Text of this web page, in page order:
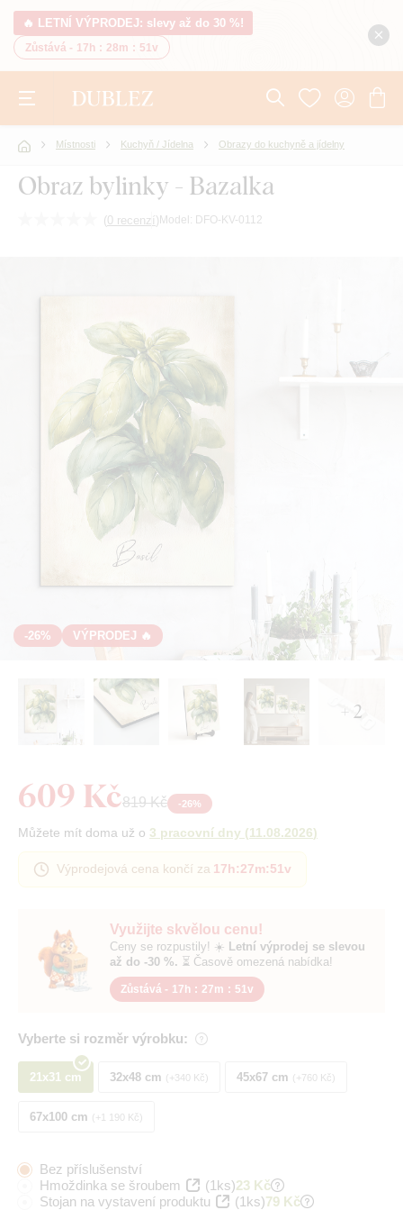
🔥 LETNÍ VÝPRODEJ: slevy až do 30 %!
Zůstává - 17h : 28m : 50v
Místnosti Kuchyň / Jídelna Obrazy do kuchyně a jídelny
Obraz bylinky - Bazalka
(0 recenzí) Model: DFO-KV-0112
-26% VÝPRODEJ 🔥
+ 2
Využijte skvělou cenu!
Ceny se rozpustily! ☀️ Letní výprodej se slevou
až do -30 %. ⏳ Časově omezená nabídka!
Zůstává - 17h : 27m : 50v
Vyberte si rozměr výrobku:
21x31 cm 32x48 cm +340 Kč 45x67 cm +760 Kč
67x100 cm +1 190 Kč
609 Kč819 Kč -26%
Můžete mít doma už o 3 pracovní dny (11.08.2026)
Výprodejová cena končí za 17h:27m:50v
Bez příslušenství
Hmoždinka se šroubem
(1ks)23 Kč
Stojan na vystavení produktu
(1ks)79 Kč